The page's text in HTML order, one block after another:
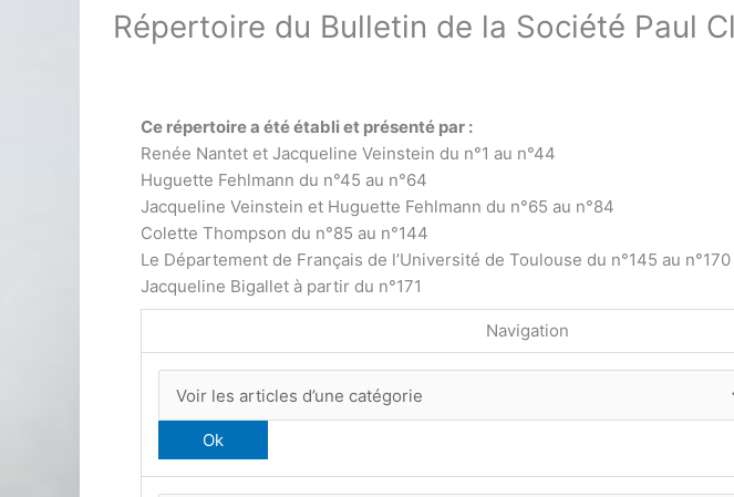
Répertoire du Bulletin de la Société Paul
Ce répertoire a été établi et présenté par :
Renée Nantet et Jacqueline Veinstein du n°1 au n°44
Huguette Fehlmann du n°45 au n°64
Jacqueline Veinstein et Huguette Fehlmann du n°65 au n°84
Colette Thompson du n°85 au n°144
Le Département de Français de l’Université de Toulouse du n°145 au n°170
Jacqueline Bigallet à partir du n°171
Navigation